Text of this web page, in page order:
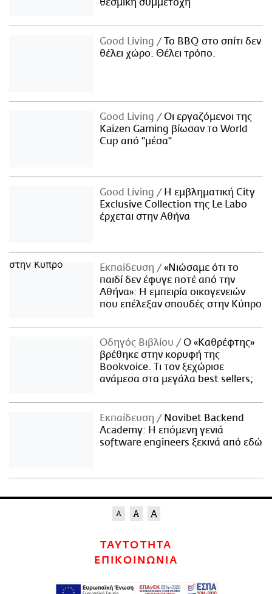
θεσμική συμμετοχή
Good Living
Το BBQ στο σπίτι δεν
θέλει χώρο. Θέλει τρόπο.
Good Living
Οι εργαζόμενοι της
Kaizen Gaming βίωσαν το World
Cup από "μέσα"
Good Living
Η εμβληματική City
Exclusive Collection της Le Labo
έρχεται στην Αθήνα
Εκπαίδευση
«Νιώσαμε ότι το
παιδί δεν έφυγε ποτέ από την
Αθήνα»: Η εμπειρία οικογενειών
που επέλεξαν σπουδές στην Κύπρο
Οδηγός Βιβλίου
Ο «Καθρέφτης»
βρέθηκε στην κορυφή της
Bookvoice. Τι τον ξεχώρισε
ανάμεσα στα μεγάλα best sellers;
Εκπαίδευση
Novibet Backend
Academy: Η επόμενη γενιά
software engineers ξεκινά από εδώ
ΤΑΥΤΟΤΗΤΑ
ΕΠΙΚΟΙΝΩΝΙΑ